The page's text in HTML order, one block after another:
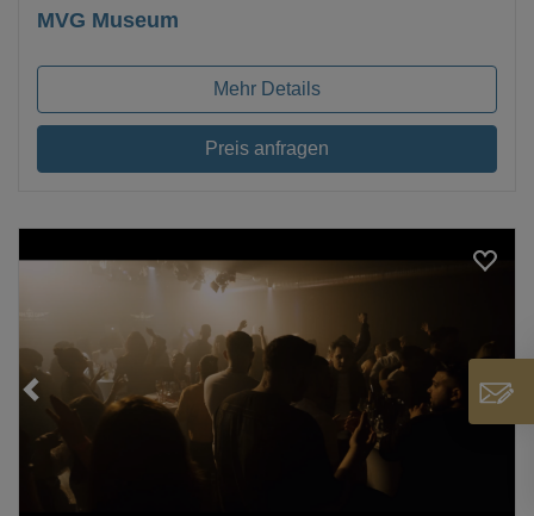
MVG Museum
Mehr Details
Preis anfragen
Loading...